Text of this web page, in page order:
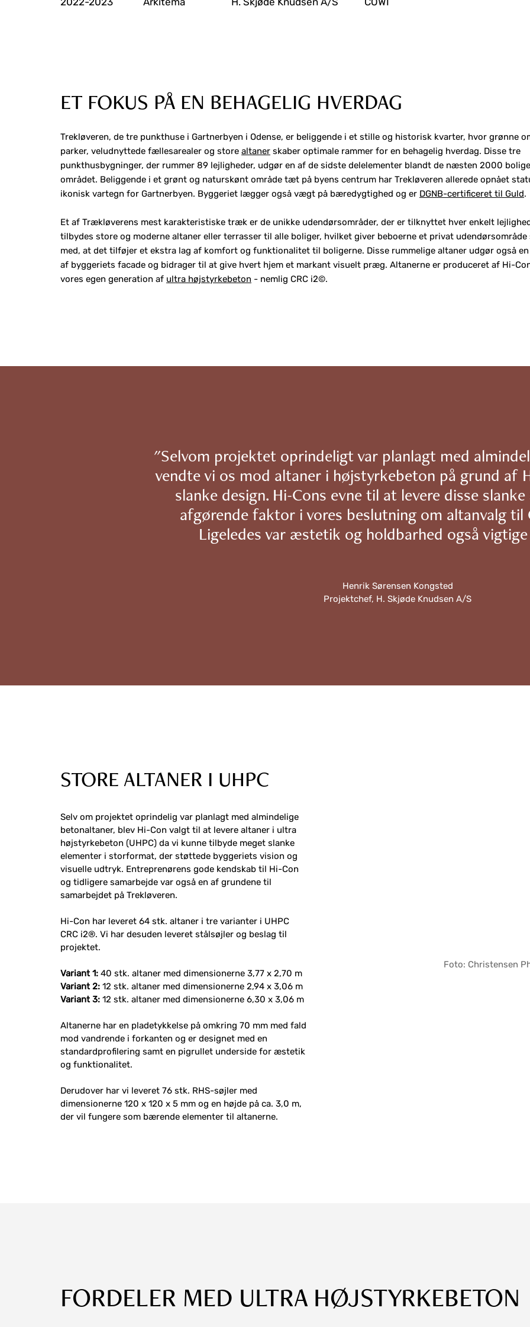
ET FOKUS PÅ EN BEHAGELIG HVERDAG
Trekløveren, de tre punkthuse i Gartnerbyen i Odense, er beliggende i et stille og historisk kvarter, hvor grønne
parker, veludnyttede fællesarealer og store altaner skaber optimale rammer for en behagelig hverdag. Disse tre
punkthusbygninger, der rummer 89 lejligheder, udgør en af de sidste delelementer blandt de næsten 2000
området. Beliggende i et grønt og naturskønt område tæt på byens centrum har Trekløveren allerede opnået
ikonisk vartegn for Gartnerbyen. Byggeriet lægger også vægt på bæredygtighed og er DGNB-certificeret til Guld.
Et af Trækløverens mest karakteristiske træk er de unikke udendørsområder, der er tilknyttet hver enkelt
tilbydes store og moderne altaner eller terrasser til alle boliger, hvilket giver beboerne et privat udendørsområde
med, at det tilføjer et ekstra lag af komfort og funktionalitet til boligerne. Disse rummelige altaner udgør også
af byggeriets facade og bidrager til at give hvert hjem et markant visuelt præg. Altanerne er produceret af Hi-
vores egen generation af ultra højstyrkebeton - nemlig CRC i2©.
"Selvom projektet oprindeligt var planlagt med
vendte vi os mod altaner i højstyrkebeton på grund af
slanke design. Hi-Cons evne til at levere disse
afgørende faktor i vores beslutning om altanvalg til
Ligeledes var æstetik og holdbarhed også
Henrik Sørensen Kongsted
Projektchef, H. Skjøde Knudsen A/S
STORE ALTANER I UHPC
Selv om projektet oprindelig var planlagt med almindelige
betonaltaner, blev Hi-Con valgt til at levere altaner i ultra
højstyrkebeton (UHPC) da vi kunne tilbyde meget slanke
elementer i storformat, der støttede byggeriets vision og
visuelle udtryk. Entreprenørens gode kendskab til Hi-Con
og tidligere samarbejde var også en af grundene til
samarbejdet på Trekløveren.
Hi-Con har leveret 64 stk. altaner i tre varianter i UHPC
CRC i2®. Vi har desuden leveret stålsøjler og beslag til
projektet.
Variant 1: 40 stk. altaner med dimensionerne 3,77 x 2,70 m
Variant 2: 12 stk. altaner med dimensionerne 2,94 x 3,06 m
Variant 3: 12 stk. altaner med dimensionerne 6,30 x 3,06 m
Altanerne har en pladetykkelse på omkring 70 mm med fald
mod vandrende i forkanten og er designet med en
standardprofilering samt en pigrullet underside for æstetik
og funktionalitet.
Derudover har vi leveret 76 stk. RHS-søjler med
dimensionerne 120 x 120 x 5 mm og en højde på ca. 3,0 m,
der vil fungere som bærende elementer til altanerne.
Foto: Christensen
FORDELER MED ULTRA HØJSTYRKEBETON